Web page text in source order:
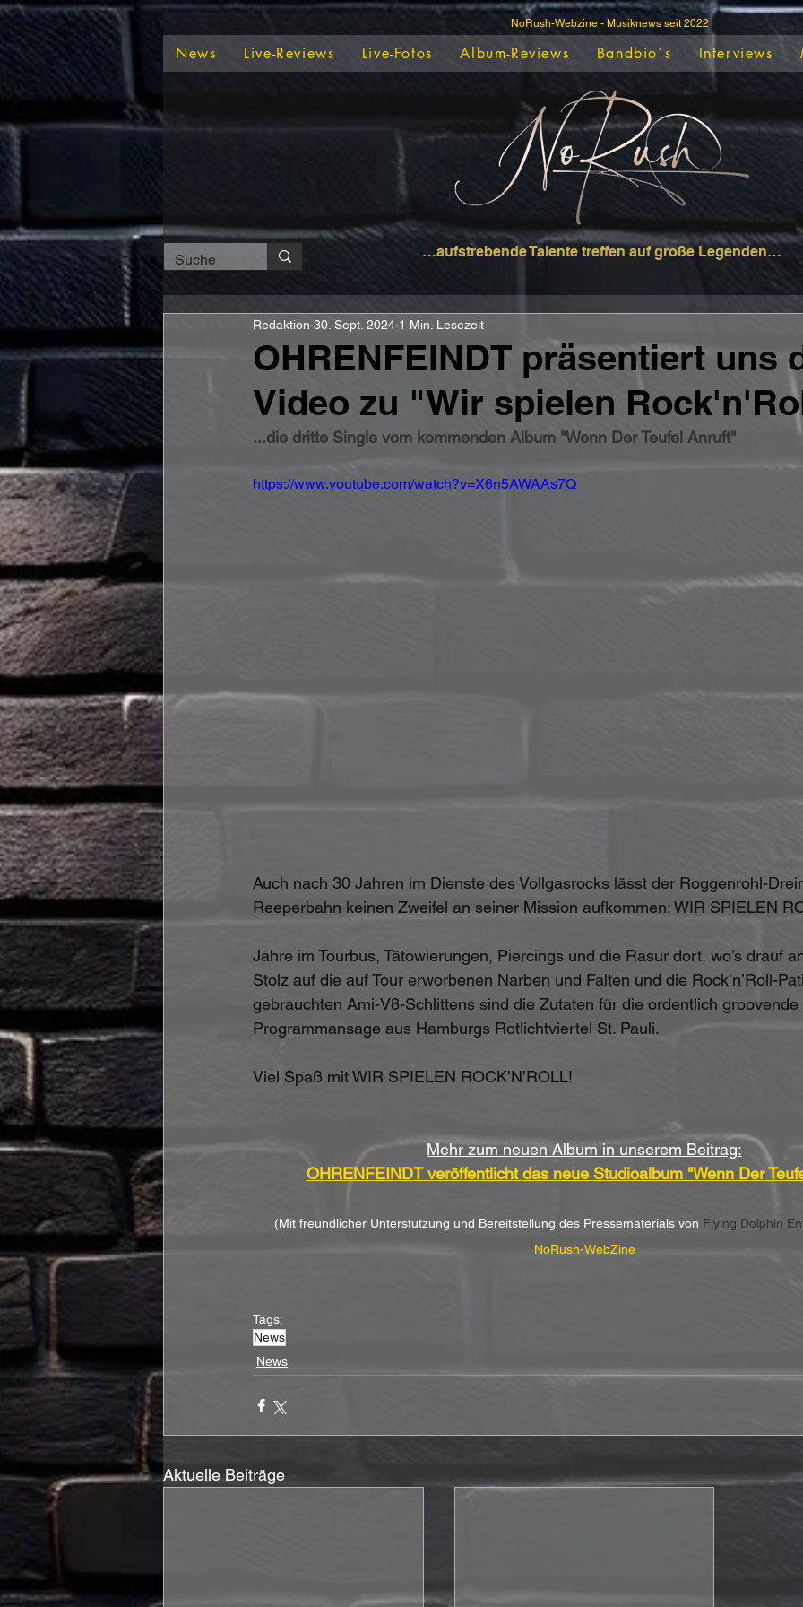
NoRush-Webzine - Musiknews seit 2022
News Live-Reviews Live-Fotos Album-Reviews Bandbio´s Interviews
…aufstrebende Talente treffen auf große Legenden…
OHRENFEINDT präsentiert uns
Video zu "Wir spielen
Redaktion 30. Sept. 2024 1 Min. Lesezeit
...die dritte Single vom kommenden Album "Wenn Der Teufel Anruft"
https://www.youtube.com/watch?v=X6n5AWAAs7Q
Auch nach 30 Jahren im Dienste des Vollgasrocks lässt der Roggenrohl-
Reeperbahn keinen Zweifel an seiner Mission aufkommen: WIR SPIELEN
Jahre im Tourbus, Tätowierungen, Piercings und die Rasur dort, wo’s drauf
Stolz auf die auf Tour erworbenen Narben und Falten und die Rock’n’Roll-
gebrauchten Ami-V8-Schlittens sind die Zutaten für die ordentlich groovende
Programmansage aus Hamburgs Rotlichtviertel St. Pauli.
Viel Spaß mit WIR SPIELEN ROCK’N’ROLL!
Mehr zum neuen Album in unserem Beitrag:
OHRENFEINDT veröffentlicht das neue Studioalbum "Wenn Der
(Mit freundlicher Unterstützung und Bereitstellung des Pressematerials von Flying Dolphin
NoRush-WebZine
Tags:
News
News
Aktuelle Beiträge